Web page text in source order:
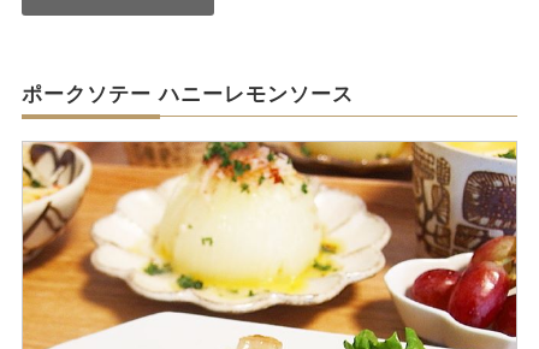
ポークソテー ハニーレモンソース